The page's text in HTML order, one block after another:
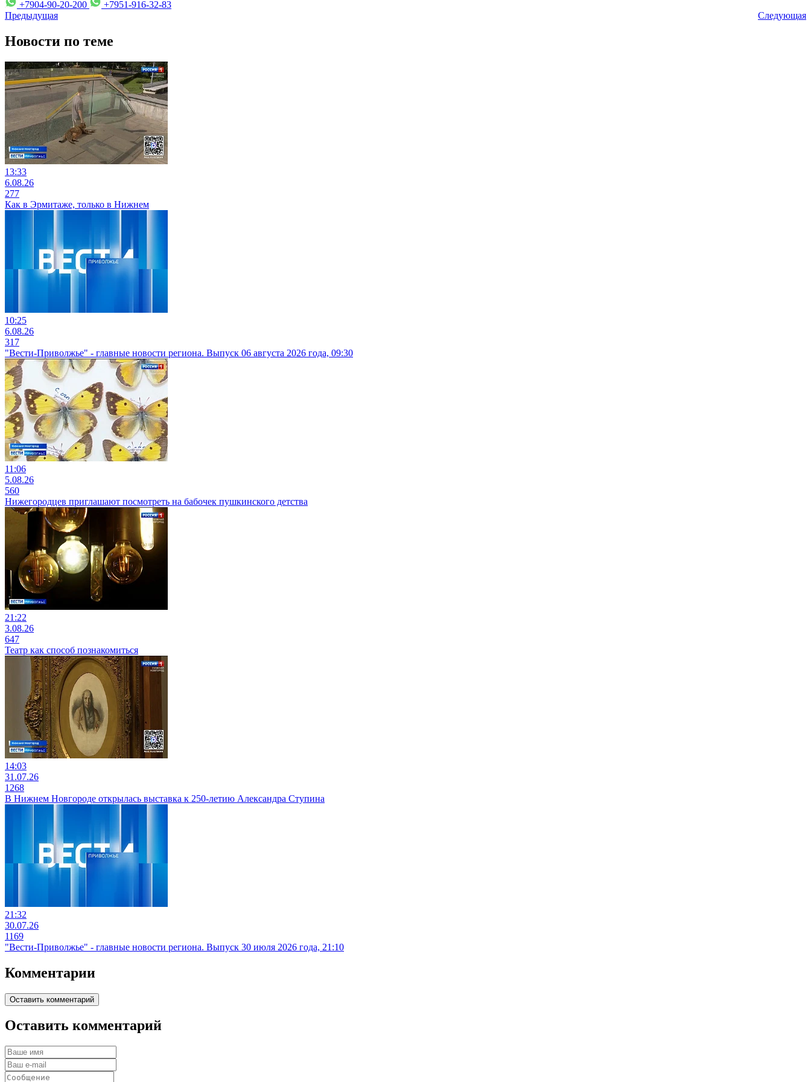
+7904-90-20-200
+7951-916-32-83
Предыдущая
Следующая
Новости по теме
13:33
6.08.26
277
Как в Эрмитаже, только в Нижнем
10:25
6.08.26
317
"Вести-Приволжье" - главные новости региона. Выпуск 06 августа 2026 года, 09:30
11:06
5.08.26
560
Нижегородцев приглашают посмотреть на бабочек пушкинского детства
21:22
3.08.26
647
Театр как способ познакомиться
14:03
31.07.26
1268
В Нижнем Новгороде открылась выставка к 250-летию Александра Ступина
21:32
30.07.26
1169
"Вести-Приволжье" - главные новости региона. Выпуск 30 июля 2026 года, 21:10
Комментарии
Оставить комментарий
Оставить комментарий